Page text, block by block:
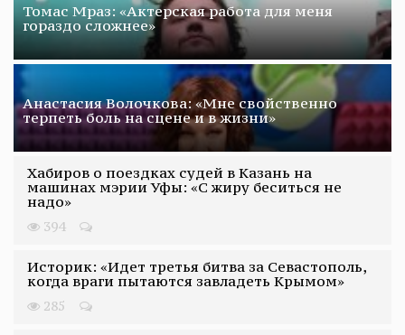
Томас Мраз: «Актерская работа для меня
гораздо сложнее»
Анастасия Волочкова: «Мне свойственно
терпеть боль на сцене и в жизни»
Хабиров о поездках судей в Казань на
машинах мэрии Уфы: «С жиру беситься не
надо»
394
Историк: «Идет третья битва за Севастополь,
когда враги пытаются завладеть Крымом»
285